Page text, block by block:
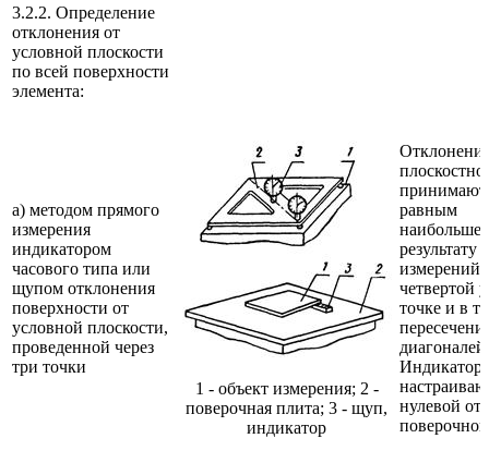
3.2.2. Определение
отклонения от
условной плоскости
по всей поверхности
элемента:
а) методом прямого
измерения
индикатором
часового типа или
щупом отклонения
поверхности от
условной плоскости,
проведенной через
три точки
1 - объект измерения; 2 -
поверочная плита; 3 - щуп,
индикатор
принимают
равным
результату
измерений
четвертой
точке и в
диагоналей.
нулевой